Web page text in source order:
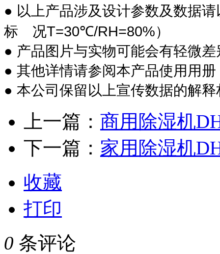
● 以上产品涉及设计参数及数据
标 况T=30℃/RH=80%）
● 产品图片与实物可能会有轻微
● 其他详情请参阅本产品使用用册
● 本公司保留以上宣传数据的解释
上一篇： 商用除湿机
下一篇： 家用除湿机
收藏
打印
0 条评论